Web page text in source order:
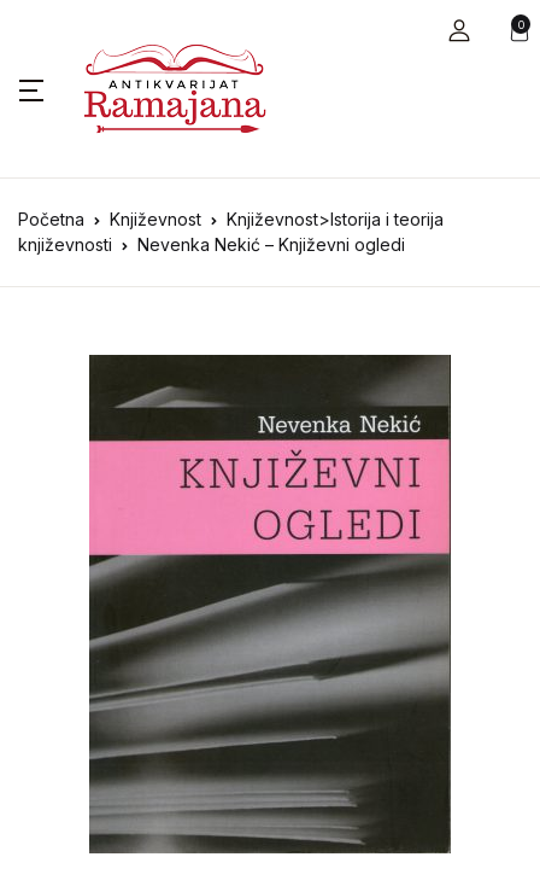
0
Početna Književnost
Književnost>Istorija i teorija
književnosti
Nevenka Nekić – Književni ogledi